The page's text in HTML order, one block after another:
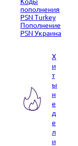
пополнения
PSN Turkey
Пополнение
PSN Украина
Х
и
т
ы
н
е
д
е
л
и